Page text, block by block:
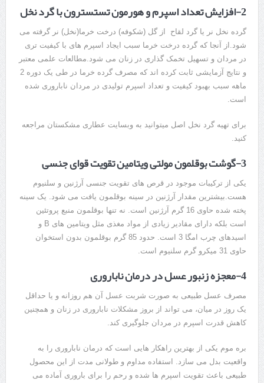
2-افزایش تعداد اسپرم و هورمون تستسترون با گرد نخل
گرده نخل نر یا گرد لقاح از گل (شکوفه) درخت خرما(نخل) نر گرفته می
شود.از آنجا که گرده درخت خرما سبب ایجاد اسپرم های با کیفیت تری
در مردان و تسهیل تخمک گذاری در زنان می شود.مطالعات علمی معتبر
و نتایج آزمایشی ثابت کرده اند که مصرف گرده خرما در طی یک دوره 2
ماهه سبب بهبود کیفیت و تعداد اسپرم تولیدی در مردان ناباروری شده
است.
برای تهیه گرد نخل اصل میتوانید به وبسایت عطاری مشکستان مراجعه
کنید.
3-گوشت بوقلمون مولتی ویتامین تقویت قوای جنسی
یکی از ترکیبات موجود در قرص های تقویت جنسی آرژنین و سلنیوم
هست.بیشترین مقدار آرژنین در سینه بوقلمون یافت می شود. یک سینه
پخته شده حاوی 16 گرم آرژنین است. نه تنها بوقلمون منبع پروتئین
است بلکه دارای مقادیر زیادی از مواد مغذی مثل ویتامین های B و
اسیدهای چرب امگا 3 است. حدود 85 گرم بوقلمون بدون استخوان
حاوی 31 میکرو گرم سلنیوم است.
4-معجزه زنبور عسل در درمان ناباروری
مصرف عسل طبیعی به صورت شربت عسل آن هم روزانه و یا حداقل
یک روز در میان، می تواند از بروز مشکلات ناباروری در زنان و همچنین
کاهش قدرت اسپرم در مردان جلوگیری کند.
بره موم یکی از بهترین راهکار هایی است که درمان ناباروری را به
واقعیت بدل می سازد. استفاده مداوم و طولانی مدت از این محصول
طبیعی باعث تقویت اسپرم ها شده و رحم را برای باروری آماده می